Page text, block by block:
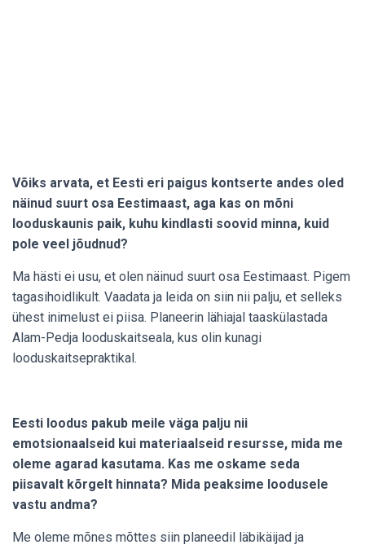
Võiks arvata, et Eesti eri paigus kontserte andes oled
näinud suurt osa Eestimaast, aga kas on mõni
looduskaunis paik, kuhu kindlasti soovid minna, kuid
pole veel jõudnud?
Ma hästi ei usu, et olen näinud suurt osa Eestimaast. Pigem
tagasihoidlikult. Vaadata ja leida on siin nii palju, et selleks
ühest inimelust ei piisa. Planeerin lähiajal taaskülastada
Alam-Pedja looduskaitseala, kus olin kunagi
looduskaitsepraktikal.
Eesti loodus pakub meile väga palju nii
emotsionaalseid kui materiaalseid resursse, mida me
oleme agarad kasutama. Kas me oskame seda
piisavalt kõrgelt hinnata? Mida peaksime loodusele
vastu andma?
Me oleme mõnes mõttes siin planeedil läbikäijad ja